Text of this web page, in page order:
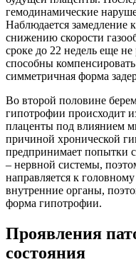
гемодинамические
Наблюдается замедление
снижению скорости
сроке до 22 недель еще
способны
симметричная форма
Во второй половине
гипотрофии происходит
плаценты под влиянием
причиной хронической
предпринимает попытки
– нервной системы,
направляется к
внутренние органы,
форма гипотрофии.
Проявления
состояния